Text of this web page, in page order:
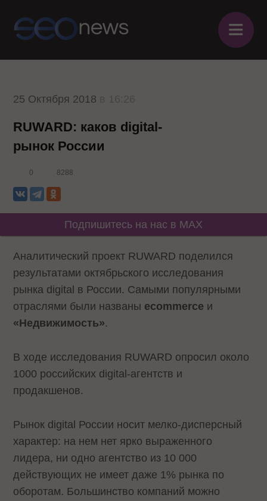
≡
25 Октября 2018
RUWARD: каков digital-
рынок России
0 8288
Подпишитесь на нас в MAX
Аналитический проект RUWARD поделился
результатами октябрьского исследования
рынка digital в России. Самыми популярными
отраслями были названы ecommerce и
«Недвижимость».
В ходе исследования RUWARD опросил около
1000 российских digital-агентств и
продакшенов.
Рынок digital России носит мелко-дисперсный
характер: на нем нет ярко выраженного
лидера, ни одно агентство из 10 000
действующих не имеет даже 1% рынка по
оборотам. Большинство компаний можно